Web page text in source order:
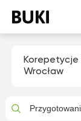
Korepetycje
Wrocław